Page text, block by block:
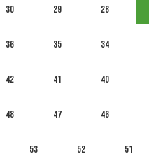
28
29
30
34
35
36
40
41
42
46
47
48
51
52
53